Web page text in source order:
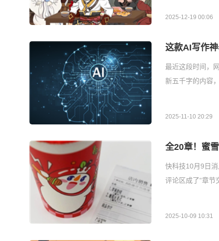
2025-12-19 00:06
这款AI写作
最近这段时间，
新五千字的内容
2025-11-10 20:29
全20章！蜜
快科技10月9日
评论区成了“章节
2025-10-09 10:31